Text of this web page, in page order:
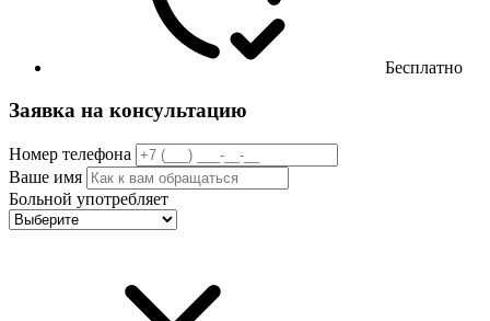
Бесплатно
Заявка на консультацию
Номер телефона
Ваше имя
Больной употребляет